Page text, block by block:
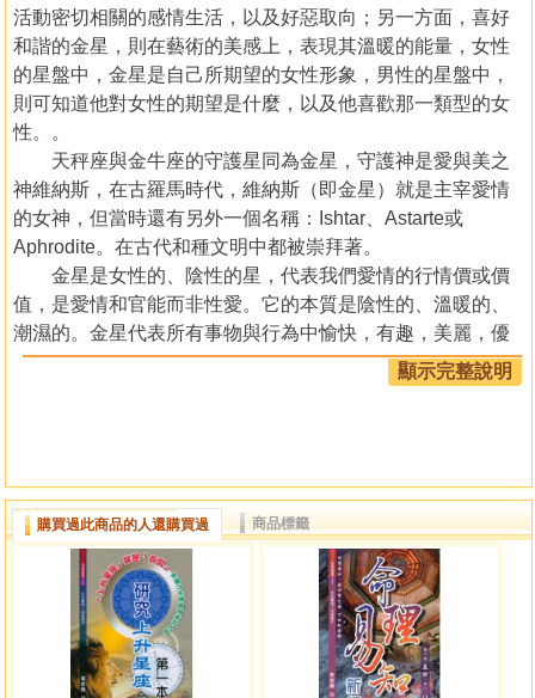
活動密切相關的感情生活，以及好惡取向；另一方面，喜好
和諧的金星，則在藝術的美感上，表現其溫暖的能量，女性
的星盤中，金星是自己所期望的女性形象，男性的星盤中，
則可知道他對女性的期望是什麼，以及他喜歡那一類型的女
性。。
天秤座與金牛座的守護星同為金星，守護神是愛與美之
神維納斯，在古羅馬時代，維納斯（即金星）就是主宰愛情
的女神，但當時還有另外一個名稱：Ishtar、Astarte或
Aphrodite。在古代和種文明中都被崇拜著。
金星是女性的、陰性的星，代表我們愛情的行情價或價
值，是愛情和官能而非性愛。它的本質是陰性的、溫暖的、
潮濕的。金星代表所有事物與行為中愉快，有趣，美麗，優
雅與有吸引力的。出生星盤中金星相位強的人，可以成為藝
術家，或是追求歡樂、沈迷享樂的人，位置不佳的金星，往
【黃家騁】
1948年1月，出生於台北，中華民國易經學會理事暨易經主
講、華岡傳統醫學會副會長、港九中醫師公會永遠名譽會
長。中華易學月刊專論數十篇，媒體專欄超過三千篇。著作
易學提要、易學與醫學之綜合研究、洪範易知、易術概要、
七政三王真躔萬年星曆、星海辭林六巨冊等。講授易經、天
文、中西星象、三元地理、擇日等卅餘年。
顯示完整說明
購買過此商品的人還購買過 商品標籤